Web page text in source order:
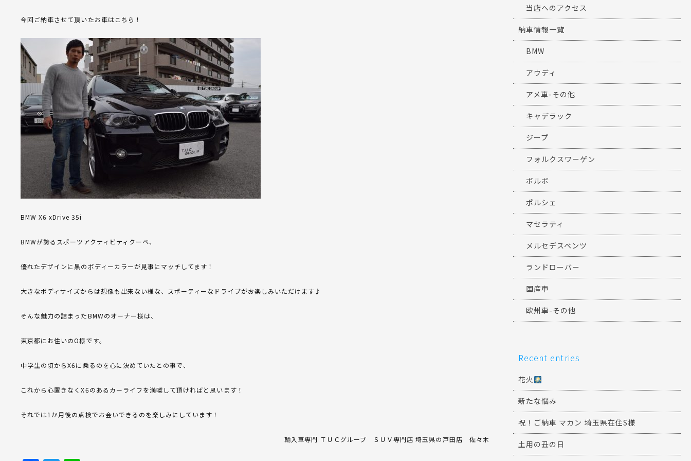
今回ご納車させて頂いたお車はこちら！
BMW X6 xDrive 35i
BMWが誇るスポーツアクティビティクーペ、
優れたデザインに黒のボディーカラーが見事にマッチしてます！
大きなボディサイズからは想像も出来ない様な、スポーティーなドライブがお楽しみいただけます♪
そんな魅力の詰まったBMWのオーナー様は、
東京都にお住いのO様です。
中学生の頃からX6に乗るのを心に決めていたとの事で、
これから心置きなくX6のあるカーライフを満喫して頂ければと思います！
それでは1か月後の点検でお会いできるのを楽しみにしています！
輸入車専門 ＴＵＣグループ ＳＵＶ専門店 埼玉県の戸田店 佐々木
当店へのアクセス
納車情報一覧
BMW
アウディ
アメ車-その他
キャデラック
ジープ
フォルクスワーゲン
ボルボ
ポルシェ
マセラティ
メルセデスベンツ
ランドローバー
国産車
欧州車-その他
Recent entries
花火
新たな悩み
祝！ご納車 マカン 埼玉県在住S様
土用の丑の日